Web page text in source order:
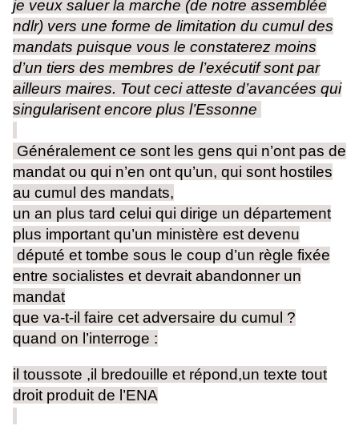
je veux saluer la marche (de notre assemblée
ndlr) vers une forme de limitation du cumul des
mandats puisque vous le constaterez moins
d’un tiers des membres de l’exécutif sont par
ailleurs maires. Tout ceci atteste d’avancées qui
singularisent encore plus l’Essonne
Généralement ce sont les gens qui n’ont pas de
mandat ou qui n’en ont qu’un, qui sont hostiles
au cumul des mandats,
un an plus tard celui qui dirige un département
plus important qu’un ministère est devenu
député et tombe sous le coup d’un règle fixée
entre socialistes et devrait abandonner un
mandat
que va-t-il faire cet adversaire du cumul ?
quand on l’interroge :
il toussote ,il bredouille et répond,un texte tout
droit produit de l’ENA